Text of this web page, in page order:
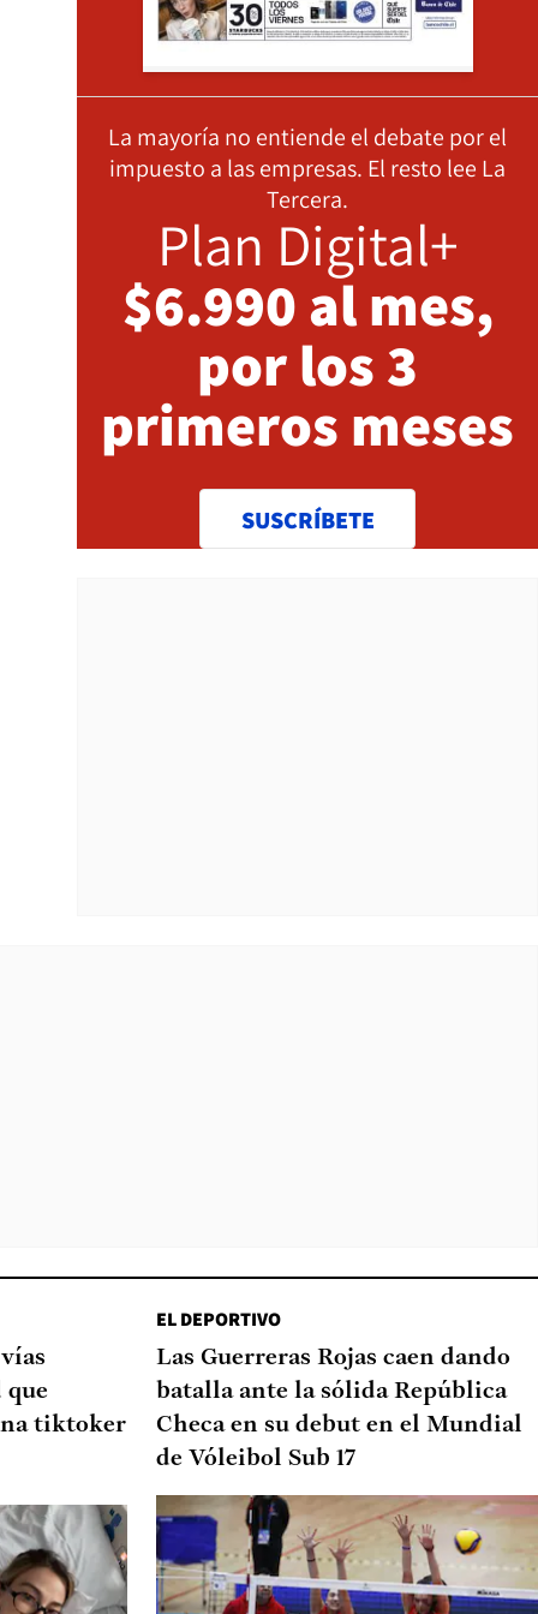
La mayoría no entiende el debate por el
impuesto a las empresas. El resto lee La
Tercera.
Plan Digital+
$6.990 al mes,
por los 3
primeros meses
SUSCRÍBETE
que
tiktoker
EL DEPORTIVO
Las Guerreras Rojas caen dando
batalla ante la sólida República
Checa en su debut en el Mundial
de Vóleibol Sub 17